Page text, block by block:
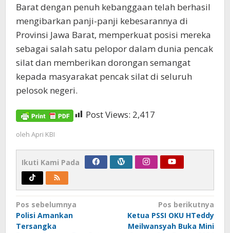
Barat dengan penuh kebanggaan telah berhasil
mengibarkan panji-panji kebesarannya di
Provinsi Jawa Barat, memperkuat posisi mereka
sebagai salah satu pelopor dalam dunia pencak
silat dan memberikan dorongan semangat
kepada masyarakat pencak silat di seluruh
pelosok negeri.
Post Views: 2,417
oleh Apri KBI
Ikuti Kami Pada
Navigasi
pos
Pos sebelumnya
Polisi Amankan
Tersangka
Pos berikutnya
Ketua PSSI OKU HTeddy
Meilwansyah Buka Mini